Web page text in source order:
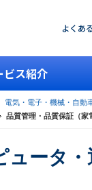
よくあ
ビス紹介
電気・電子・機械・自動
品質管理・品質保証（家
ータ